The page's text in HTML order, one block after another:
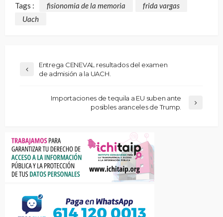
Tags : fisionomia de la memoria
frida vargas
Uach
Entrega CENEVAL resultados del examen
de admisión a la UACH.
Importaciones de tequila a EU suben ante
posibles aranceles de Trump.